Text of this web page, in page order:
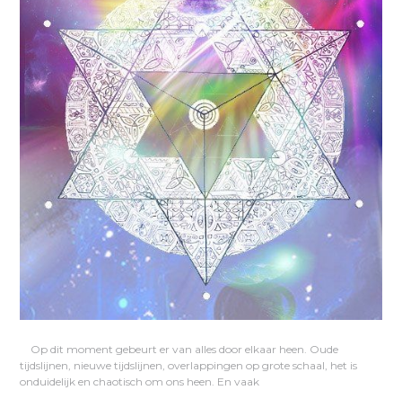
Op dit moment gebeurt er van alles door elkaar heen. Oude
tijdslijnen, nieuwe tijdslijnen, overlappingen op grote schaal, het is
onduidelijk en chaotisch om ons heen. En vaak